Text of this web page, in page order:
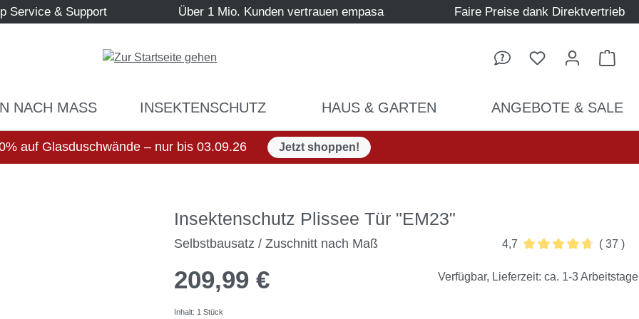
Service & Support Über 1 Mio. Kunden vertrauen empasa Faire Preise dank Direktvertrieb
NACH MASS INSEKTENSCHUTZ HAUS & GARTEN ANGEBOTE & SALE
auf Glasduschwände – nur bis 03.09.26 Jetzt shoppen!
Insektenschutz Plissee Tür "EM23"
Selbstbausatz / Zuschnitt nach Maß
4,7
( 37 )
209,99 €
Inhalt: 1 Stück
Verfügbar, Lieferzeit: ca. 1-3 Arbeitstage